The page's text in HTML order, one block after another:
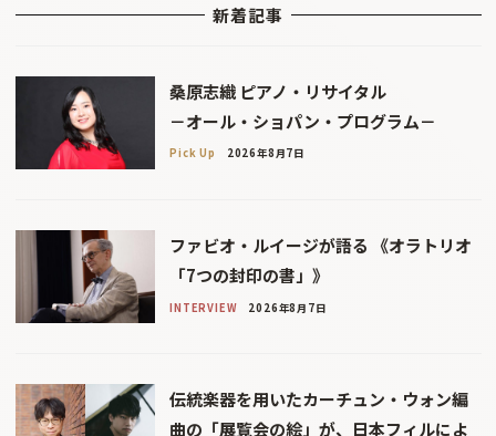
新着記事
桑原志織 ピアノ・リサイタル
－オール・ショパン・プログラム－
Pick Up 2026年8月7日
ファビオ・ルイージが語る 《オラトリオ
「7つの封印の書」》
INTERVIEW 2026年8月7日
伝統楽器を用いたカーチュン・ウォン編
曲の「展覧会の絵」が、日本フィルによ